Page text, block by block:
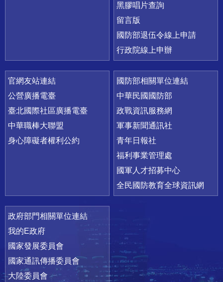
黑膠唱片查詢
留言版
國防部退伍令線上申請
行政院線上申辦
官網友站連結
公營廣播電臺
臺北國際社區廣播電臺
中華職棒大聯盟
身心障礙者權利公約
國防部相關單位連結
中華民國國防部
政戰資訊服務網
軍事新聞通訊社
青年日報社
福利事業管理處
國軍人才招募中心
全民國防教育全球資訊網
政府部門相關單位連結
我的E政府
國家發展委員會
國家通訊傳播委員會
大陸委員會